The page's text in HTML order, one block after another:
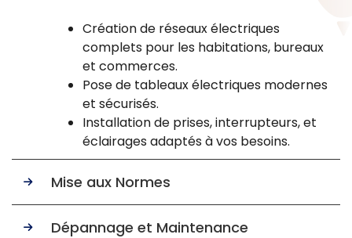
Création de réseaux électriques
complets pour les habitations, bureaux
et commerces.
Pose de tableaux électriques modernes
et sécurisés.
Installation de prises, interrupteurs, et
éclairages adaptés à vos besoins.
Mise aux Normes
Dépannage et Maintenance